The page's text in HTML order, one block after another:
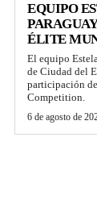
EQUIPO
ÉLITE
El equipo
de Ciudad del
participación
Competition.
6 de agosto de